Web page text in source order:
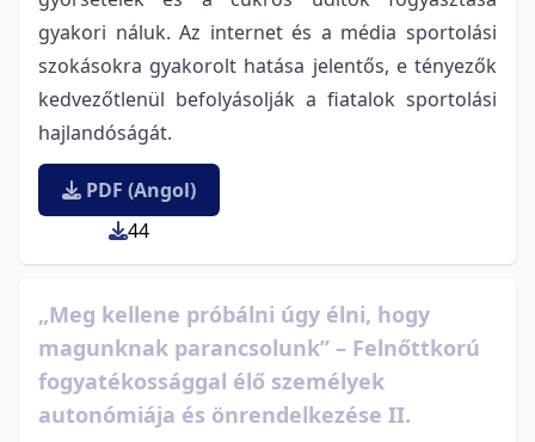
gyakori náluk. Az internet és a média sportolási
szokásokra gyakorolt hatása jelentős, e tényezők
kedvezőtlenül befolyásolják a fiatalok sportolási
hajlandóságát.
PDF (Angol)
44
„Meg kellene próbálni úgy élni, hogy
magunknak parancsolunk” – Felnőttkorú
fogyatékossággal élő személyek
autonómiája és önrendelkezése II.